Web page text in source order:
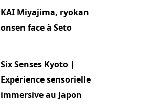
KAI Miyajima, ryokan
onsen face à Seto
Six Senses Kyoto |
Expérience sensorielle
immersive au Japon